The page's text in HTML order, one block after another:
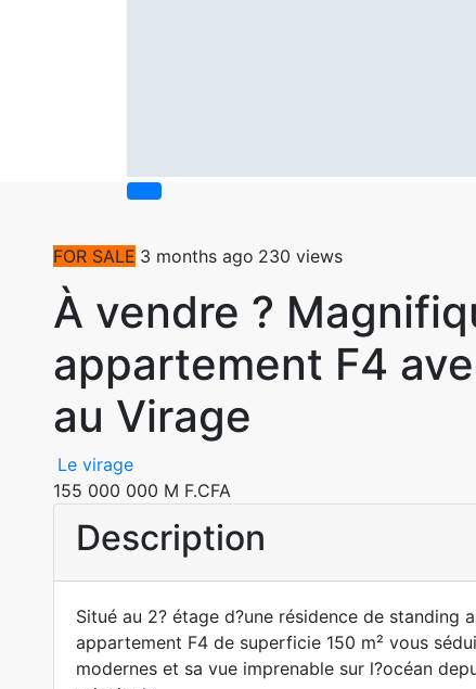
FOR SALE 3 months ago 230 views
À vendre ?
appartement F4
au Virage
Le virage
155 000 000 M F.CFA
Description
Situé au 2? étage d?une résidence de standing
appartement F4 de superficie 150 m² vous
modernes et sa vue imprenable sur l?océan